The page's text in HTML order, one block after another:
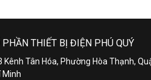
PHẦN THIẾT BỊ ĐIỆN PHÚ QUÝ
Tân Hóa, Phường Hòa Thạnh,
Minh